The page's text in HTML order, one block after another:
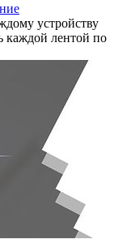
устройству
каждой лентой по